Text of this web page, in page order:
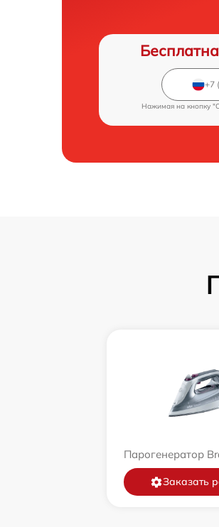
Нажимая на кнопку
Парогенератор
Заказать